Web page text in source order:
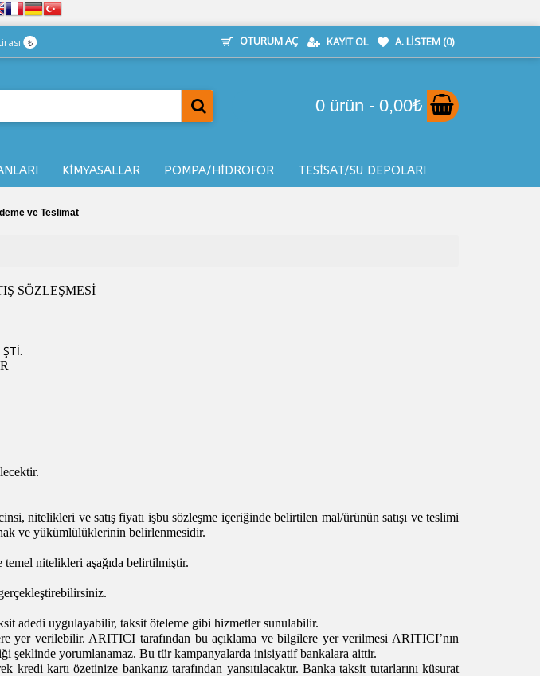
₺ OTURUM AÇ KAYIT OL A. LISTEM (0)
0 ürün - 0,00₺
KİMYASALLAR POMPA/HİDROFOR TESİSAT/SU DEPOLARI
ve Teslimat
SÖZLEŞMESİ
nitelikleri ve satış fiyatı işbu sözleşme içeriğinde belirtilen mal/ürünün satışı ve teslimi
ve yükümlülüklerinin belirlenmesidir.
nitelikleri aşağıda belirtilmiştir.
adedi uygulayabilir, taksit öteleme gibi hizmetler sunulabilir.
yer verilebilir. ARITICI tarafından bu açıklama ve bilgilere yer verilmesi ARITICI’nın
şeklinde yorumlanamaz. Bu tür kampanyalarda inisiyatif bankalara aittir.
kartı özetinize bankanız tarafından yansıtılacaktır. Banka taksit tutarlarını küsurat